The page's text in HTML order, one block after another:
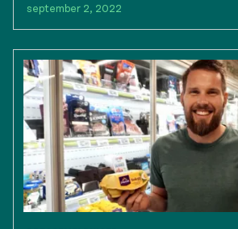
september 2, 2022